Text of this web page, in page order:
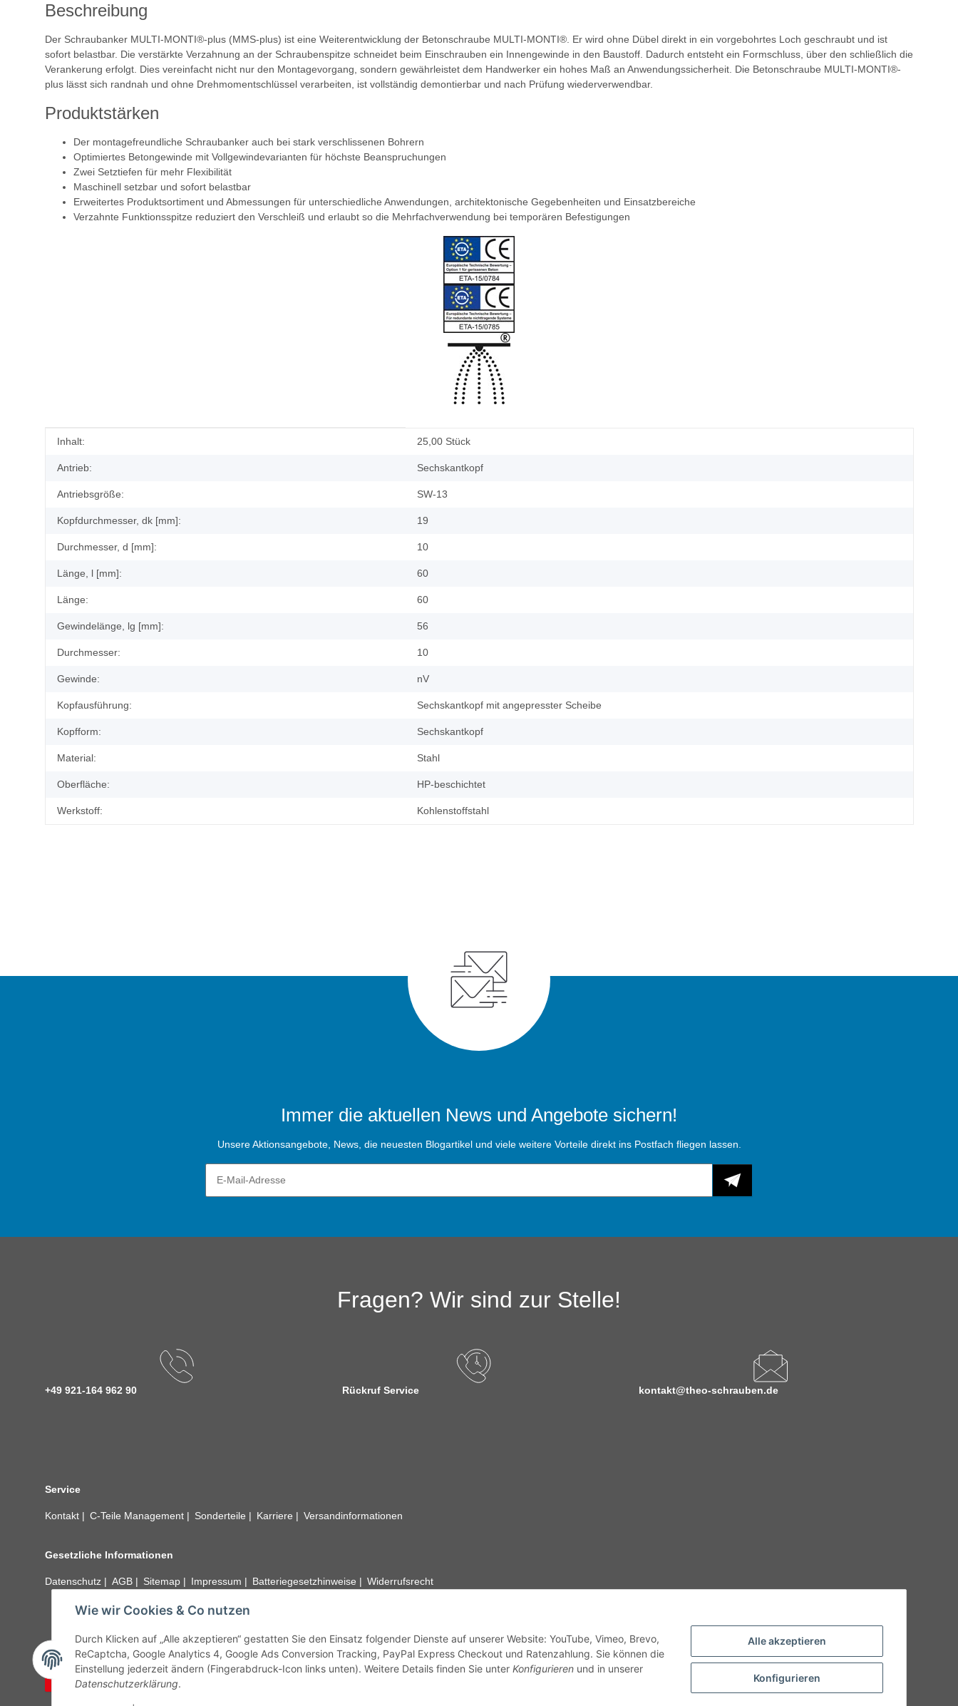
Alle akzeptieren
Konfigurieren
Wie wir Cookies & Co nutzen
Durch Klicken auf „Alle akzeptieren“ gestatten Sie den Einsatz folgender Dienste auf unserer Website: YouTube, Vimeo, Brevo,
ReCaptcha, Google Analytics 4, Google Ads Conversion Tracking, PayPal Express Checkout und Ratenzahlung. Sie können die
Einstellung jederzeit ändern (Fingerabdruck-Icon links unten). Weitere Details finden Sie unter Konfigurieren und in unserer
Datenschutzerklärung.
Beschreibung
Der Schraubanker MULTI-MONTI®-plus (MMS-plus) ist eine Weiterentwicklung der Betonschraube MULTI-MONTI®. Er wird ohne Dübel direkt in ein vorgebohrtes Loch geschraubt und ist
sofort belastbar. Die verstärkte Verzahnung an der Schraubenspitze schneidet beim Einschrauben ein Innengewinde in den Baustoff. Dadurch entsteht ein Formschluss, über den schließlich die
Verankerung erfolgt. Dies vereinfacht nicht nur den Montagevorgang, sondern gewährleistet dem Handwerker ein hohes Maß an Anwendungssicherheit. Die Betonschraube MULTI-MONTI®-
plus lässt sich randnah und ohne Drehmomentschlüssel verarbeiten, ist vollständig demontierbar und nach Prüfung wiederverwendbar.
Produktstärken
Der montagefreundliche Schraubanker auch bei stark verschlissenen Bohrern
Optimiertes Betongewinde mit Vollgewindevarianten für höchste Beanspruchungen
Zwei Setztiefen für mehr Flexibilität
Maschinell setzbar und sofort belastbar
Erweitertes Produktsortiment und Abmessungen für unterschiedliche Anwendungen, architektonische Gegebenheiten und Einsatzbereiche
Verzahnte Funktionsspitze reduziert den Verschleiß und erlaubt so die Mehrfachverwendung bei temporären Befestigungen
Produkteigenschaft
Wert
Inhalt: 25,00 Stück
Antrieb: Sechskantkopf
Antriebsgröße: SW-13
Kopfdurchmesser, dk [mm]: 19
Durchmesser, d [mm]: 10
Länge, l [mm]: 60
Länge: 60
Gewindelänge, lg [mm]: 56
Durchmesser: 10
Gewinde: nV
Kopfausführung: Sechskantkopf mit angepresster Scheibe
Kopfform: Sechskantkopf
Material: Stahl
Oberfläche: HP-beschichtet
Werkstoff: Kohlenstoffstahl
Immer die aktuellen News und Angebote sichern!
Unsere Aktionsangebote, News, die neuesten Blogartikel und viele weitere Vorteile direkt ins Postfach fliegen lassen.
Fragen? Wir sind zur Stelle!
+49 921-164 962 90 Rückruf Service kontakt@theo-schrauben.de
Service
Kontakt C-Teile Management Sonderteile Karriere Versandinformationen
Gesetzliche Informationen
Datenschutz AGB Sitemap Impressum Batteriegesetzhinweise Widerrufsrecht
unseren Kundenservice. Abbildungen der Artikel können beispielhaft sein und vom Produkt abweichen.
Vertrag widerrufen